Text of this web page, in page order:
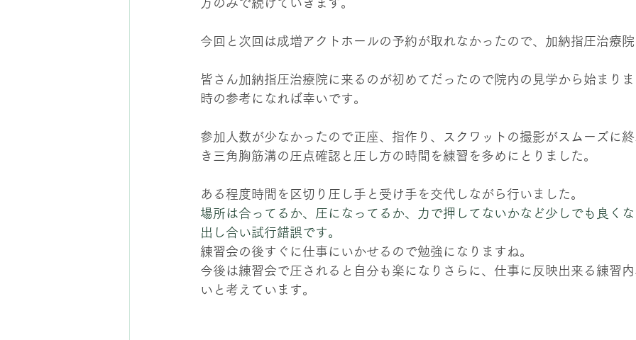
方のみで続けていきます。
今回と次回は成増アクトホールの予約が取れなかったので、加納指圧治療
皆さん加納指圧治療院に来るのが初めてだったので院内の見学から始まり
時の参考になれば幸いです。
参加人数が少なかったので正座、指作り、スクワットの撮影がスムーズに
き三角胸筋溝の圧点確認と圧し方の時間を練習を多めにとりました。
ある程度時間を区切り圧し手と受け手を交代しながら行いました。
場所は合ってるか、圧になってるか、力で押してないかなど少しでも良く
出し合い試行錯誤です。
練習会の後すぐに仕事にいかせるので勉強になりますね。
今後は練習会で圧されると自分も楽になりさらに、仕事に反映出来る練習
いと考えています。